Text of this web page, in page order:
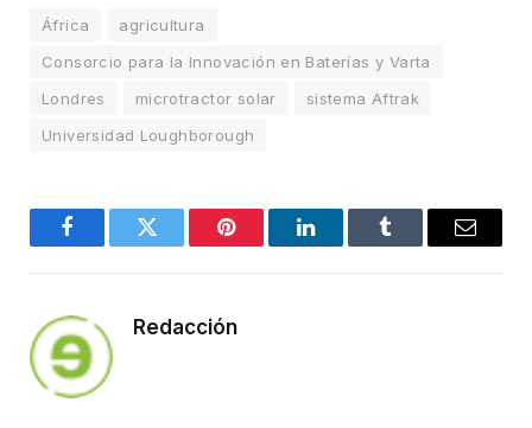
África
agricultura
Consorcio para la Innovación en Baterías y Varta
Londres
microtractor solar
sistema Aftrak
Universidad Loughborough
FacebookTwitter Pinterest LinkedInTumblr Email
Redacción